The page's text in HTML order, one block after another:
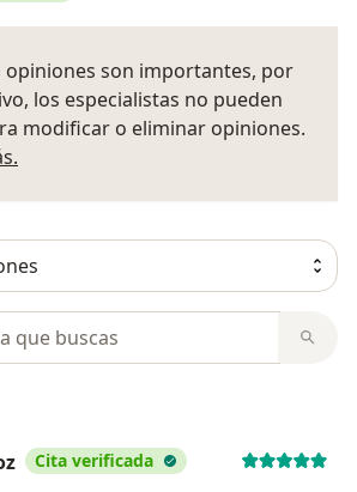
opiniones son importantes, por
los especialistas no pueden
modificar o eliminar opiniones.
Cita verificada